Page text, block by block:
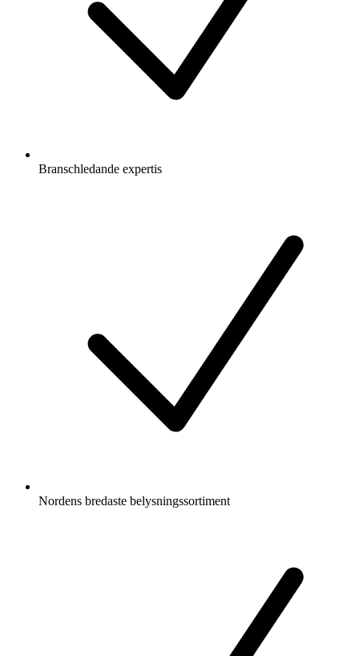
Branschledande expertis
Nordens bredaste belysningssortiment